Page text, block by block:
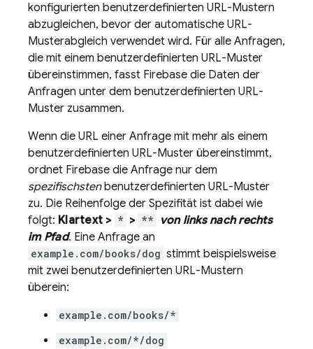
konfigurierten benutzerdefinierten URL-Mustern
abzugleichen, bevor der automatische URL-
Musterabgleich verwendet wird. Für alle Anfragen,
die mit einem benutzerdefinierten URL-Muster
übereinstimmen, fasst Firebase die Daten der
Anfragen unter dem benutzerdefinierten URL-
Muster zusammen.
Wenn die URL einer Anfrage mit mehr als einem
benutzerdefinierten URL-Muster übereinstimmt,
ordnet Firebase die Anfrage nur dem
spezifischstenbenutzerdefinierten URL-Muster
zu. Die Reihenfolge der Spezifität ist dabei wie
folgt: Klartext > * > **
von links nach rechts
im Pfad. Eine Anfrage an
example.com/books/dog stimmt beispielsweise
mit zwei benutzerdefinierten URL-Mustern
überein:
example.com/books/*
example.com/*/dog